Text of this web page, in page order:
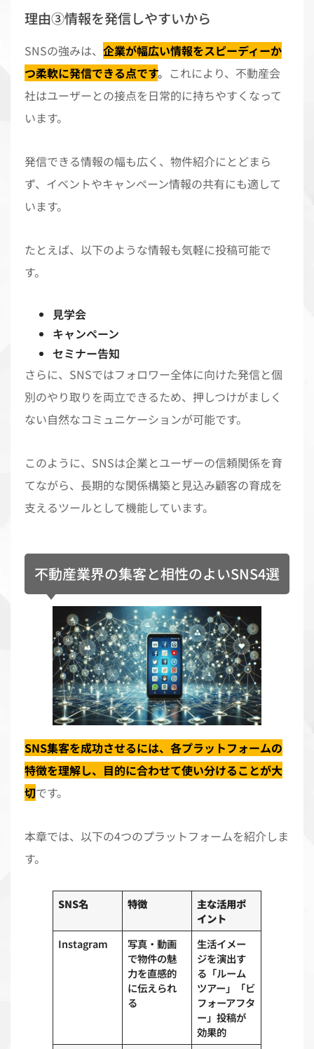
理由③情報を発信しやすいから
SNSの強みは、 企業が幅広い情報をスピーディーか
つ柔軟に発信できる点です。 これにより、不動産会
社はユーザーとの接点を日常的に持ちやすくなって
います。
発信できる情報の幅も広く、物件紹介にとどまら
ず、イベントやキャンペーン情報の共有にも適して
います。
たとえば、以下のような情報も気軽に投稿可能で
す。
見学会
キャンペーン
セミナー告知
さらに、SNSではフォロワー全体に向けた発信と個
別のやり取りを両立できるため、押しつけがましく
ない自然なコミュニケーションが可能です。
このように、SNSは企業とユーザーの信頼関係を育
てながら、長期的な関係構築と見込み顧客の育成を
支えるツールとして機能しています。
不動産業界の集客と相性のよいSNS4選
SNS集客を成功させるには、各プラットフォームの
特徴を理解し、目的に合わせて使い分けることが大
切です。
本章では、以下の4つのプラットフォームを紹介しま
す。
SNS名 特徴
主な活用ポ
イント
Instagram
写真・動画
で物件の魅
力を直感的
に伝えられ
る
生活イメー
ジを演出す
る「ルーム
ツアー」「ビ
フォーアフタ
ー」投稿が
効果的